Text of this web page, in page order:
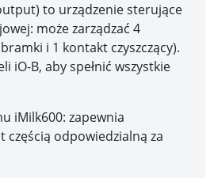
to urządzenie sterujące
może zarządzać 4
i 1 kontakt czyszczący).
iO-B, aby spełnić wszystkie
iMilk600: zapewnia
częścią odpowiedzialną za